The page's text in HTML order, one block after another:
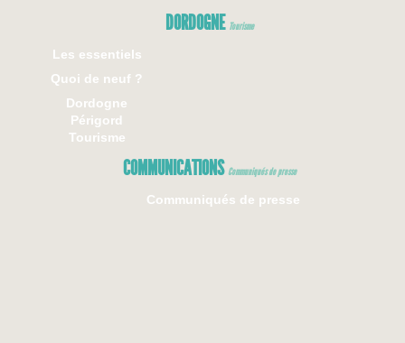
DORDOGNE Tourisme
Les essentiels
Quoi de neuf ?
Dordogne
Périgord
Tourisme
COMMUNICATIONS Communiqués de presse
Communiqués de presse